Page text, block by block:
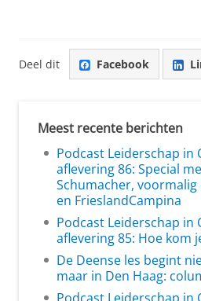
Deel dit Facebook
Meest recente berichten
Podcast Leiderschap in
aflevering 86: Special
Schumacher,
en FrieslandCampina
Podcast Leiderschap in
aflevering 85: Hoe kom
De Deense les begint
maar in Den Haag: